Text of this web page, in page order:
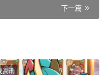
下一篇
资讯